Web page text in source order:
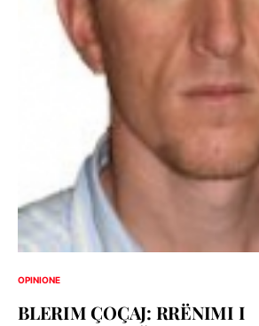
OPINIONE
BLERIM ÇOÇAJ: RRËNIMI I